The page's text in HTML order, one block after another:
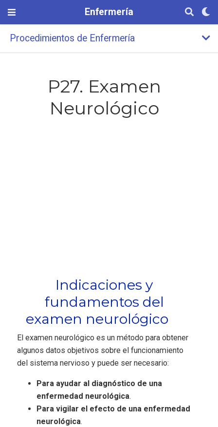
Enfermería
Procedimientos de Enfermería
P27. Examen
Neurológico
Indicaciones y
fundamentos del
examen neurológico
El examen neurológico es un método para obtener
algunos datos objetivos sobre el funcionamiento
del sistema nervioso y puede ser necesario:
Para ayudar al diagnóstico de una
enfermedad neurológica.
Para vigilar el efecto de una enfermedad
neurológica.